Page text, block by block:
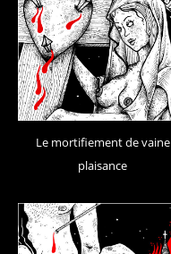
Le mortifiement de vaine
plaisance